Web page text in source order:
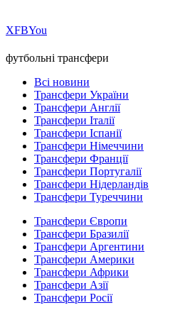
ХFBYou
футбольні трансфери
Всі новини
Трансфери України
Трансфери Англії
Трансфери Італії
Трансфери Іспанії
Трансфери Німеччини
Трансфери Франції
Трансфери Португалії
Трансфери Нідерландів
Трансфери Туреччини
Трансфери Європи
Трансфери Бразилії
Трансфери Аргентини
Трансфери Америки
Трансфери Африки
Трансфери Азії
Трансфери Росії